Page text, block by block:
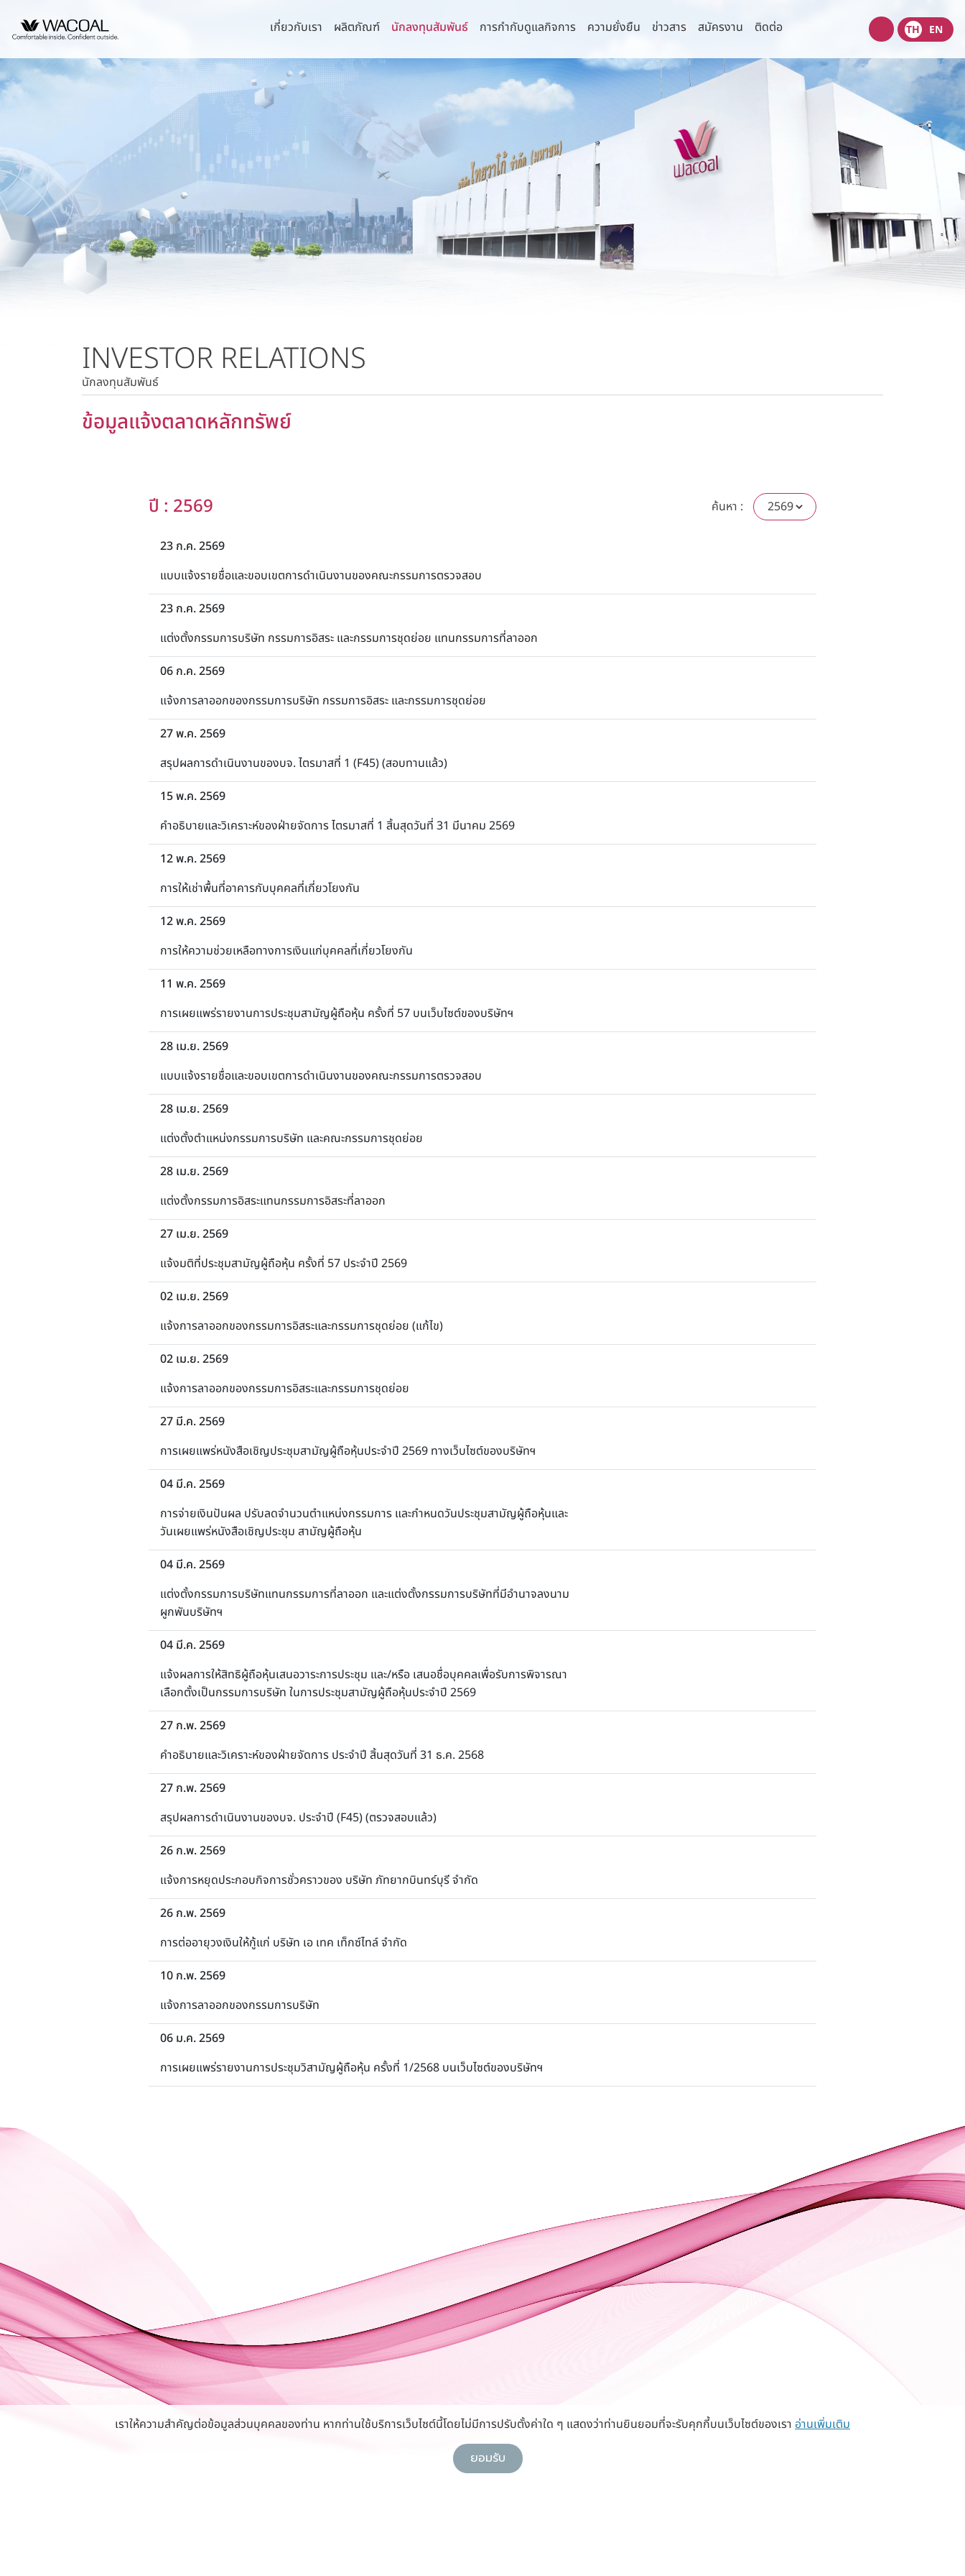
เกี่ยวกับเรา
วิสัยทัศน์ พันธกิจ และค่านิยม
ประวัติความเป็นมา
โครงสร้างองค์กร
โครงสร้างบริษัทในกลุ่ม
ข้อบังคับบริษัท
คณะกรรมการ
คณะกรรมการบริษัท
คณะกรรมการตรวจสอบ
คณะกรรมการสรรหาและพิจารณาค่า
ตอบแทน
คณะกรรมการบริหารความเสี่ยง
คณะกรรมการธรรมาภิบาลและการพัฒนาเพื่อ
ความยั่งยืน
ผลิตภัณฑ์
ชุดชั้นในสตรี
ชุดเด็ก
นักลงทุนสัมพันธ์
หน้าแรกนักลงทุนสัมพันธ์
ข้อมูลองค์กร
โครงสร้างการถือหุ้น
จุดเด่นทางการเงิน
สรุปข้อมูลทางการเงิน
ความสามารถในการทำกำไร
ราคาหลักทรัพย์
ราคาย้อนหลัง
รายงานประจำปีและรายไตรมาส
รายงานประจำปี (แบบ 56-1 One Report)
การวิเคราะห์และคำอธิบายของฝ่ายจัดการ
IR Download
ข้อมูลสำหรับผู้ถือหุ้น
การประชุมผู้ถือหุ้น
ข่าวสารเพื่อนักลงทุน
ข้อมูลแจ้งตลาดหลักทรัพย์
ข่าวนักลงทุนสัมพันธ์
ปฎิทินกิจกรรมนักลงทุน
เว็บไซต์ที่เกี่ยวข้อง
การกำกับดูแลกิจการ
หลักการกำกับดูแลกิจการที่ดี
รายงานคณะกรรมการธรรมาภิบาลและการพัฒนาเพื่อความ
รายงานการปฎิบัติตามหลักการกำกับดูแลกิจการ
การต่อต้านคอร์รัปชัน
นโยบายการแจ้งเบาะแสหรือข้อร้องเรียน
นโยบายการกำกับดูแลบริษัทย่อยและบริษัทร่วม
นโยบายการสรรหากรรมการบริษัทและผู้บริหารระดับสูง
นโยบายการบริหารความเสี่ยง
นโยบายด้านภาษี
นโยบายด้านสิทธิมนุษยชน
นโยบายความเป็นส่วนตัว
นโยบายความมั่นคงปลอดภัยของข้อมูลและระบบ
คอมพิวเตอร์
นโยบายการสื่อสารการตลาด
ความยั่งยืน
นโยบายการจัดการด้านความยั่งยืน
กลยุทธ์ด้านความยั่งยืน
นโยบายด้านสิ่งแวดล้อม
การขับเคลื่อนธุรกิจเพื่อความยั่งยืน
การบริหารจัดการห่วงโซ่คุณค่าของธุรกิจ
ข่าวสาร สมัครงาน ติดต่อ
บริษัท ไทยวาโก้ จำกัด (มหาชน)
บริษัท วาโก้ศรีราชา จำกัด
บริษัท วาโก้กบินทร์บุรี จำกัด
บริษัท ภัทยากบินทร์บุรี จำกัด
บริษัท โทรา 1010 จำกัด
บริษัท วาโก้แม่สอด จำกัด
Wacoal
shop
TH EN
INVESTOR RELATIONS
นักลงทุนสัมพันธ์
ข้อมูลแจ้งตลาดหลักทรัพย์
ปี : 2569 ค้นหา :
23 ก.ค. 2569
แบบแจ้งรายชื่อและขอบเขตการดำเนินงานของคณะกรรมการตรวจสอบ
23 ก.ค. 2569
แต่งตั้งกรรมการบริษัท กรรมการอิสระ และกรรมการชุดย่อย แทนกรรมการที่ลาออก
06 ก.ค. 2569
แจ้งการลาออกของกรรมการบริษัท กรรมการอิสระ และกรรมการชุดย่อย
27 พ.ค. 2569
สรุปผลการดำเนินงานของบจ. ไตรมาสที่ 1 (F45) (สอบทานแล้ว)
15 พ.ค. 2569
คำอธิบายและวิเคราะห์ของฝ่ายจัดการ ไตรมาสที่ 1 สิ้นสุดวันที่ 31 มีนาคม 2569
12 พ.ค. 2569
การให้เช่าพื้นที่อาคารกับบุคคลที่เกี่ยวโยงกัน
12 พ.ค. 2569
การให้ความช่วยเหลือทางการเงินแก่บุคคลที่เกี่ยวโยงกัน
11 พ.ค. 2569
การเผยแพร่รายงานการประชุมสามัญผู้ถือหุ้น ครั้งที่ 57 บนเว็บไซต์ของบริษัทฯ
28 เม.ย. 2569
แบบแจ้งรายชื่อและขอบเขตการดำเนินงานของคณะกรรมการตรวจสอบ
28 เม.ย. 2569
แต่งตั้งตำแหน่งกรรมการบริษัท และคณะกรรมการชุดย่อย
28 เม.ย. 2569
แต่งตั้งกรรมการอิสระแทนกรรมการอิสระที่ลาออก
27 เม.ย. 2569
แจ้งมติที่ประชุมสามัญผู้ถือหุ้น ครั้งที่ 57 ประจำปี 2569
02 เม.ย. 2569
แจ้งการลาออกของกรรมการอิสระและกรรมการชุดย่อย (แก้ไข)
02 เม.ย. 2569
แจ้งการลาออกของกรรมการอิสระและกรรมการชุดย่อย
27 มี.ค. 2569
การเผยแพร่หนังสือเชิญประชุมสามัญผู้ถือหุ้นประจำปี 2569 ทางเว็บไซต์ของบริษัทฯ
04 มี.ค. 2569
การจ่ายเงินปันผล ปรับลดจำนวนตำแหน่งกรรมการ และกำหนดวันประชุมสามัญผู้ถือหุ้นและ
วันเผยแพร่หนังสือเชิญประชุม สามัญผู้ถือหุ้น
04 มี.ค. 2569
แต่งตั้งกรรมการบริษัทแทนกรรมการที่ลาออก และแต่งตั้งกรรมการบริษัทที่มีอำนาจลงนาม
ผูกพันบริษัทฯ
04 มี.ค. 2569
แจ้งผลการให้สิทธิผู้ถือหุ้นเสนอวาระการประชุม และ/หรือ เสนอชื่อบุคคลเพื่อรับการพิจารณา
เลือกตั้งเป็นกรรมการบริษัท ในการประชุมสามัญผู้ถือหุ้นประจำปี 2569
27 ก.พ. 2569
คำอธิบายและวิเคราะห์ของฝ่ายจัดการ ประจำปี สิ้นสุดวันที่ 31 ธ.ค. 2568
27 ก.พ. 2569
สรุปผลการดำเนินงานของบจ. ประจำปี (F45) (ตรวจสอบแล้ว)
26 ก.พ. 2569
แจ้งการหยุดประกอบกิจการชั่วคราวของ บริษัท ภัทยากบินทร์บุรี จำกัด
26 ก.พ. 2569
การต่ออายุวงเงินให้กู้แก่ บริษัท เอ เทค เท็กซ์ไทล์ จำกัด
10 ก.พ. 2569
แจ้งการลาออกของกรรมการบริษัท
06 ม.ค. 2569
การเผยแพร่รายงานการประชุมวิสามัญผู้ถือหุ้น ครั้งที่ 1/2568 บนเว็บไซต์ของบริษัทฯ
เราให้ความสำคัญต่อข้อมูลส่วนบุคคลของท่าน หากท่านใช้บริการเว็บไซต์นี้โดยไม่มีการปรับตั้งค่าใด ๆ แสดงว่าท่านยินยอมที่จะรับคุกกี้บนเว็บไซต์ของเรา อ่านเพิ่มเติม
ยอมรับ